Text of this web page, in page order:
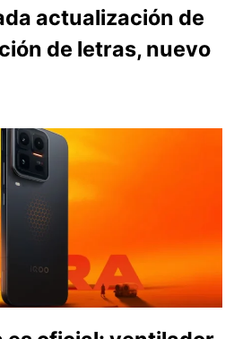
actualización de
de letras, nuevo